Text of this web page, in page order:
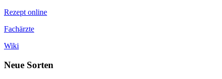
Rezept online
Fachärzte
Wiki
Neue Sorten